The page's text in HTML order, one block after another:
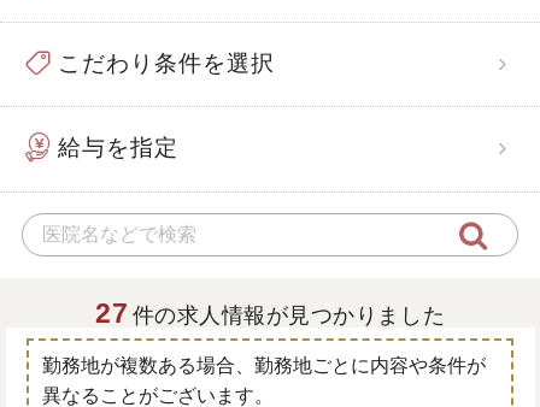
こだわり条件を選択
給与を指定
27 件の求人情報が見つかりました
勤務地が複数ある場合、勤務地ごとに内容や条件が
異なることがございます。